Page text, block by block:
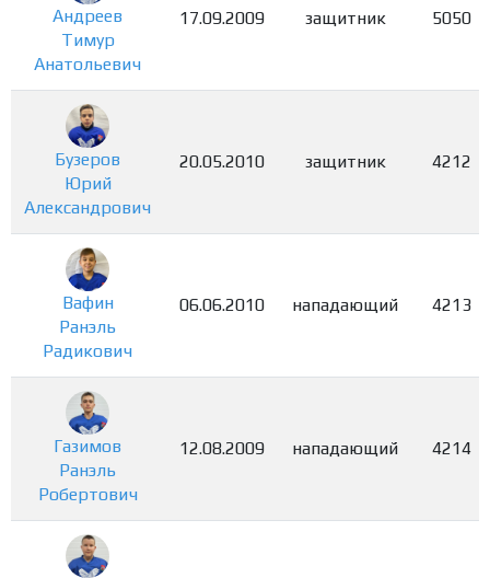
Андреев
Тимур
Анатольевич
17.09.2009 защитник 5050
Бузеров
Юрий
Александрович
20.05.2010 защитник 4212
Вафин
Ранэль
Радикович
06.06.2010 нападающий 4213
Газимов
Ранэль
Робертович
12.08.2009 нападающий 4214